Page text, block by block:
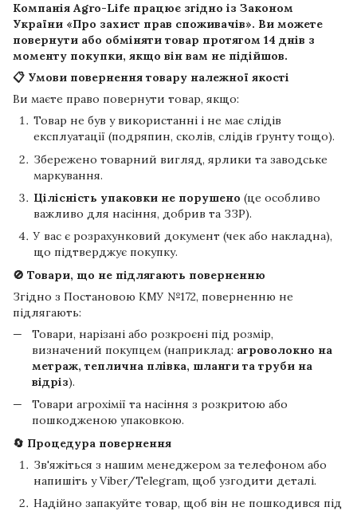
Компанія Agro-Life працює згідно із Законом
України «Про захист прав споживачів». Ви можете
повернути або обміняти товар протягом 14 днів з
моменту покупки, якщо він вам не підійшов.
📋 Умови повернення товару належної якості
Ви маєте право повернути товар, якщо:
Товар не був у використанні і не має слідів
експлуатації (подряпин, сколів, слідів ґрунту тощо).
Збережено товарний вигляд, ярлики та заводське
маркування.
Цілісність упаковки не порушено (це особливо
важливо для насіння, добрив та ЗЗР).
У вас є розрахунковий документ (чек або накладна),
що підтверджує покупку.
🚫 Товари, що не підлягають поверненню
Згідно з Постановою КМУ №172, поверненню не
підлягають:
Товари, нарізані або розкроєні під розмір,
визначений покупцем (наприклад: агроволокно на
метраж, теплична плівка, шланги та труби на
відріз).
Товари агрохімії та насіння з розкритою або
пошкодженою упаковкою.
🔄 Процедура повернення
Зв'яжіться з нашим менеджером за телефоном або
напишіть у Viber/Telegram, щоб узгодити деталі.
Надійно запакуйте товар, щоб він не пошкодився під